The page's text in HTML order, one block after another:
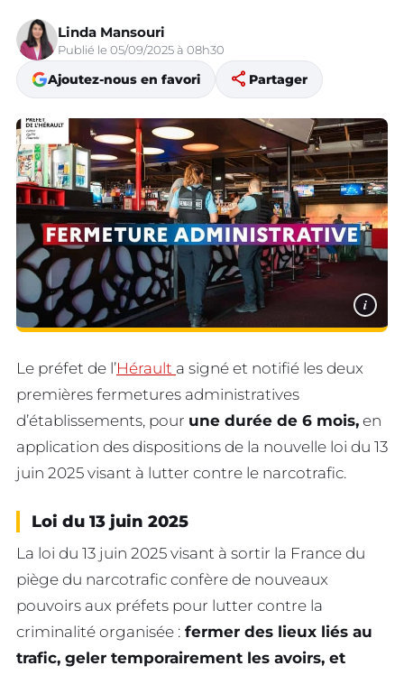
Linda Mansouri
Publié le 05/09/2025 à 08h30
Ajoutez-nous en favori share Partager
i
Le préfet de l’Hérault a signé et notifié les deux
premières fermetures administratives
d’établissements, pour une durée de 6 mois, en
application des dispositions de la nouvelle loi du 13
juin 2025 visant à lutter contre le narcotrafic.
Loi du 13 juin 2025
La loi du 13 juin 2025 visant à sortir la France du
piège du narcotrafic confère de nouveaux
pouvoirs aux préfets pour lutter contre la
criminalité organisée : fermer des lieux liés au
trafic, geler temporairement les avoirs, et